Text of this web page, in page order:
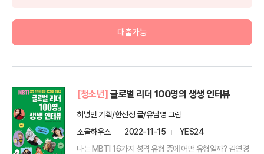
대출가능
[청소년] 글로벌 리더 100명의 생생 인터뷰
허병민 기획/한선정 글/유남영 그림
소울하우스
2022-11-15
YES24
나는 MBTI 16가지 성격 유형 중에 어떤 유형일까? 김연경